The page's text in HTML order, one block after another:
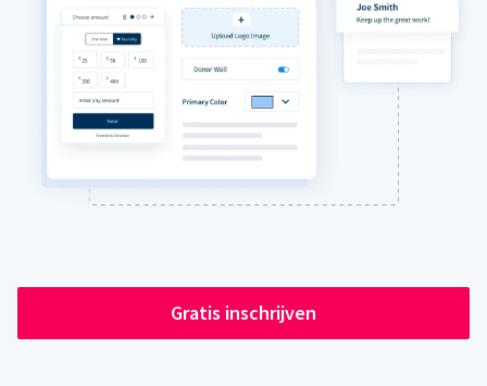
Gratis inschrijven